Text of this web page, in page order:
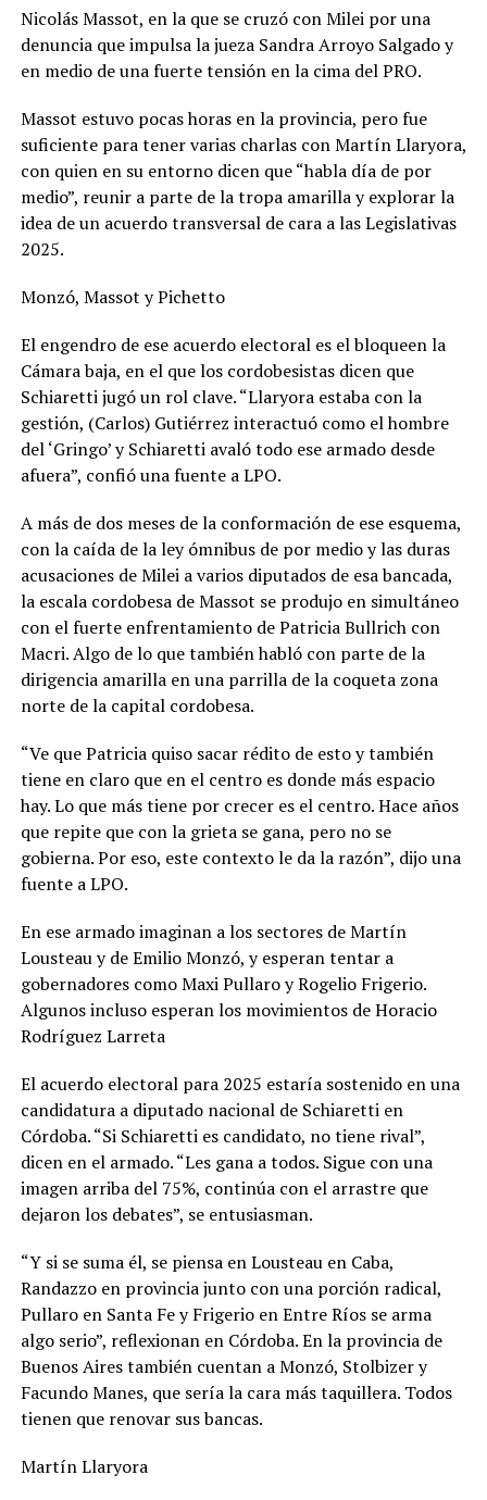
Nicolás Massot, en la que se cruzó con Milei por una
denuncia que impulsa la jueza Sandra Arroyo Salgado y
en medio de una fuerte tensión en la cima del PRO.
Massot estuvo pocas horas en la provincia, pero fue
suficiente para tener varias charlas con Martín Llaryora,
con quien en su entorno dicen que “habla día de por
medio”, reunir a parte de la tropa amarilla y explorar la
idea de un acuerdo transversal de cara a las Legislativas
2025.
Monzó, Massot y Pichetto
El engendro de ese acuerdo electoral es el bloqueen la
Cámara baja, en el que los cordobesistas dicen que
Schiaretti jugó un rol clave. “Llaryora estaba con la
gestión, (Carlos) Gutiérrez interactuó como el hombre
del ‘Gringo’ y Schiaretti avaló todo ese armado desde
afuera”, confió una fuente a LPO.
A más de dos meses de la conformación de ese esquema,
con la caída de la ley ómnibus de por medio y las duras
acusaciones de Milei a varios diputados de esa bancada,
la escala cordobesa de Massot se produjo en simultáneo
con el fuerte enfrentamiento de Patricia Bullrich con
Macri. Algo de lo que también habló con parte de la
dirigencia amarilla en una parrilla de la coqueta zona
norte de la capital cordobesa.
“Ve que Patricia quiso sacar rédito de esto y también
tiene en claro que en el centro es donde más espacio
hay. Lo que más tiene por crecer es el centro. Hace años
que repite que con la grieta se gana, pero no se
gobierna. Por eso, este contexto le da la razón”, dijo una
fuente a LPO.
En ese armado imaginan a los sectores de Martín
Lousteau y de Emilio Monzó, y esperan tentar a
gobernadores como Maxi Pullaro y Rogelio Frigerio.
Algunos incluso esperan los movimientos de Horacio
Rodríguez Larreta
El acuerdo electoral para 2025 estaría sostenido en una
candidatura a diputado nacional de Schiaretti en
Córdoba. “Si Schiaretti es candidato, no tiene rival”,
dicen en el armado. “Les gana a todos. Sigue con una
imagen arriba del 75%, continúa con el arrastre que
dejaron los debates”, se entusiasman.
“Y si se suma él, se piensa en Lousteau en Caba,
Randazzo en provincia junto con una porción radical,
Pullaro en Santa Fe y Frigerio en Entre Ríos se arma
algo serio”, reflexionan en Córdoba. En la provincia de
Buenos Aires también cuentan a Monzó, Stolbizer y
Facundo Manes, que sería la cara más taquillera. Todos
tienen que renovar sus bancas.
Martín Llaryora